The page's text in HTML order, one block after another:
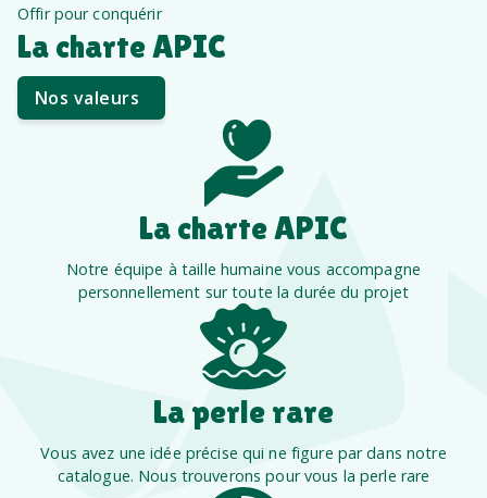
Offir pour conquérir
La charte APIC
Nos valeurs
La charte APIC
Notre équipe à taille humaine vous accompagne
personnellement sur toute la durée du projet
La perle rare
Vous avez une idée précise qui ne figure par dans notre
catalogue. Nous trouverons pour vous la perle rare